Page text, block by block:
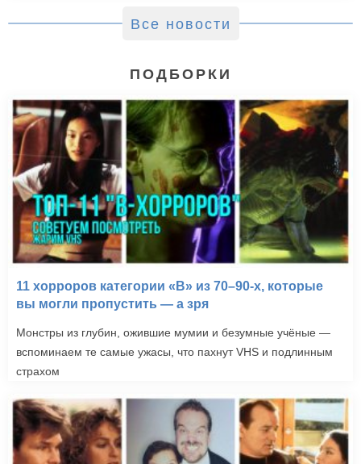
Все новости
ПОДБОРКИ
11 хорроров категории «B» из 70–90-х, которые
вы могли пропустить — а зря
Монстры из глубин, ожившие мумии и безумные учёные —
вспоминаем те самые ужасы, что пахнут VHS и подлинным
страхом